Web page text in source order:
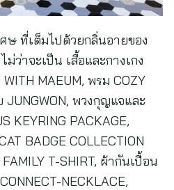
ษ ที่เต็มไปด้วยกลิ่นอายของ
ว่าจะเป็น เสื้อและกางเกง
MAEUM, พรม COZY
JUNGWON, พวงกุญแจและ
KEYRING PACKAGE,
BADGE COLLECTION
FAMILY T-SHIRT, ผ้ากันเปื้อน
NECKLACE,